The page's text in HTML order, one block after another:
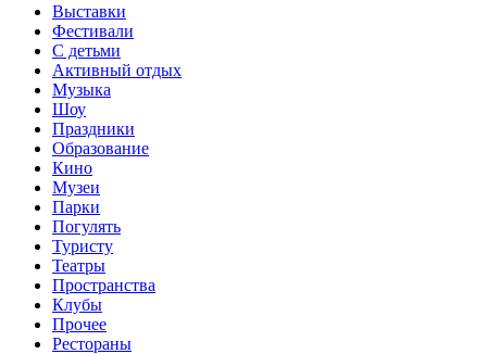
Выставки
Фестивали
С детьми
Активный отдых
Музыка
Шоу
Праздники
Образование
Кино
Музеи
Парки
Погулять
Туристу
Театры
Пространства
Клубы
Прочее
Рестораны